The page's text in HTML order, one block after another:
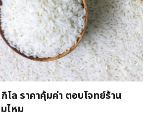
โล ราคาคุ้มค่า ตอบโจทย์ร้าน
ไหม